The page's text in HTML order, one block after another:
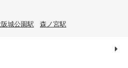
城公園駅 森ノ宮駅